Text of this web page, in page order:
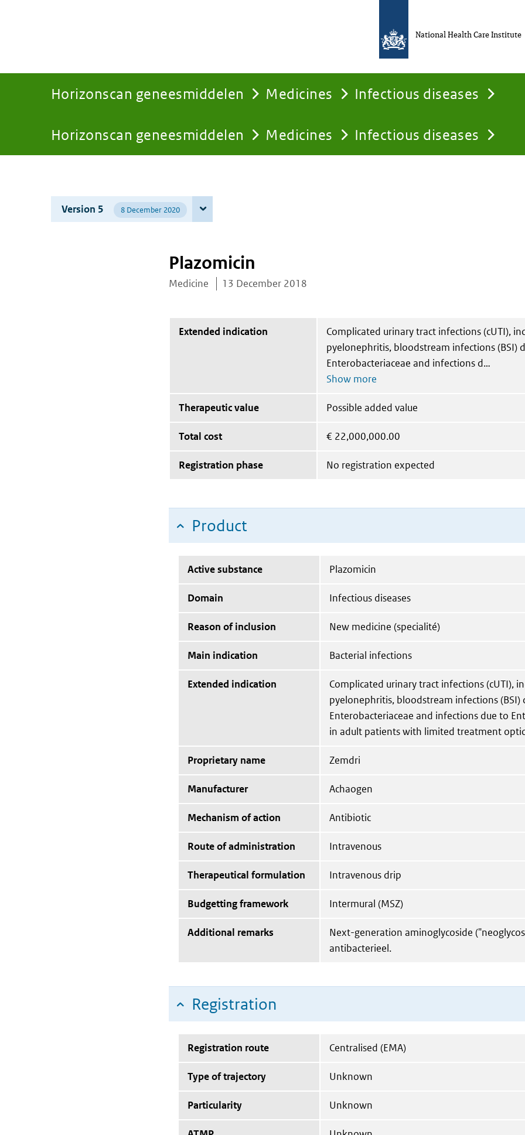
Horizonscan geneesmiddelen Medicines Infectious diseases
You
here:
Horizonscan geneesmiddelen Medicines Infectious diseases
National Health Care Institute
Version 5 8 December 2020
Plazomicin
Medicine 13 December 2018
Extended indication
Complicated urinary tract infections (cUTI),
pyelonephritis, bloodstream infections (BSI)
Enterobacteriaceae and infections d
Therapeutic value Possible added value
Total cost € 22,000,000.00
Registration phase No registration expected
Product
Active substance Plazomicin
Domain Infectious diseases
Reason of inclusion New medicine (specialité)
Main indication Bacterial infections
Extended indication
Complicated urinary tract infections (cUTI),
pyelonephritis, bloodstream infections (BSI)
Enterobacteriaceae and infections due to
in adult patients with limited treatment
Proprietary name Zemdri
Manufacturer Achaogen
Mechanism of action Antibiotic
Route of administration Intravenous
Therapeutical formulation Intravenous drip
Budgetting framework Intermural (MSZ)
Additional remarks
Next-generation aminoglycoside
antibacterieel.
Registration
Registration route Centralised (EMA)
Type of trajectory Unknown
Particularity Unknown